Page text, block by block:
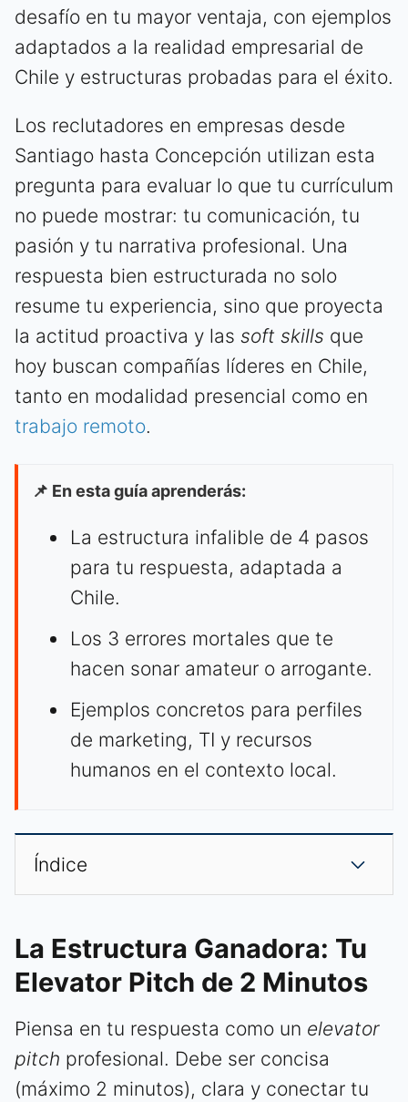
desafío en tu mayor ventaja, con ejemplos
adaptados a la realidad empresarial de
Chile y estructuras probadas para el éxito.
Los reclutadores en empresas desde
Santiago hasta Concepción utilizan esta
pregunta para evaluar lo que tu currículum
no puede mostrar: tu comunicación, tu
pasión y tu narrativa profesional. Una
respuesta bien estructurada no solo
resume tu experiencia, sino que proyecta
la actitud proactiva y las soft skills que
hoy buscan compañías líderes en Chile,
tanto en modalidad presencial como en
trabajo remoto.
📌 En esta guía aprenderás:
La estructura infalible de 4 pasos
para tu respuesta, adaptada a
Chile.
Los 3 errores mortales que te
hacen sonar amateur o arrogante.
Ejemplos concretos para perfiles
de marketing, TI y recursos
humanos en el contexto local.
Índice
La Estructura Ganadora: Tu
Elevator Pitch de 2 Minutos
Piensa en tu respuesta como un elevator
pitch profesional. Debe ser concisa
(máximo 2 minutos), clara y conectar tu